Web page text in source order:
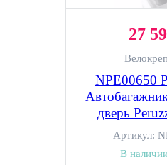
27
NPE00650
дверь
Артикул:
В